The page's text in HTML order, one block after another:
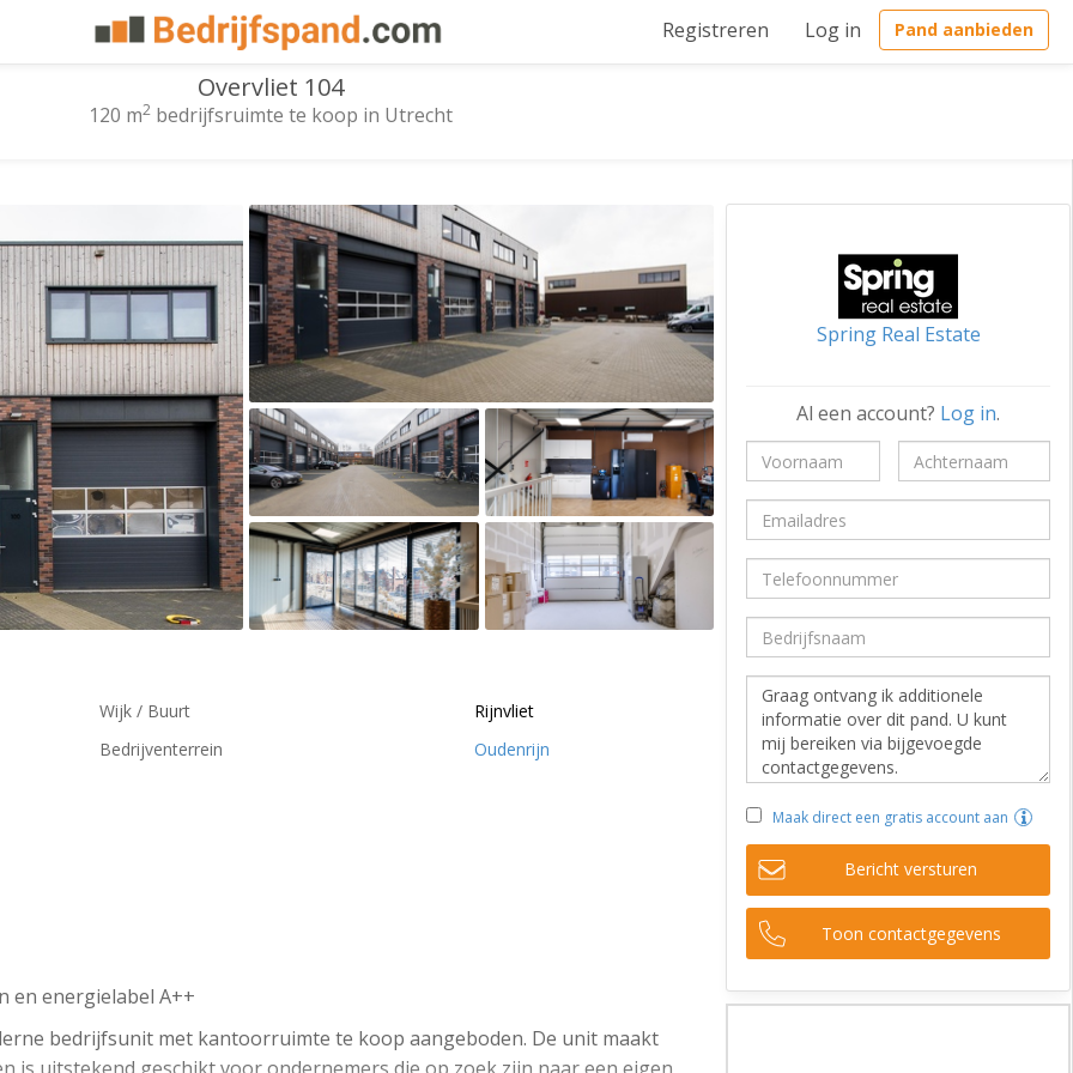
Registreren Log in Pand aanbieden
Overvliet 104
120 m2 bedrijfsruimte te koop in Utrecht
Wijk / Buurt
Rijnvliet
Bedrijventerrein
Oudenrijn
en energielabel A++
bedrijfsunit met kantoorruimte te koop aangeboden. De unit maakt
Spring Real Estate
Al een account? Log in.
Maak direct een gratis account aan
Bericht versturen
Toon contactgegevens